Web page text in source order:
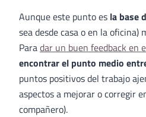
Aunque este punto es la base
sea desde casa o en la oficina)
Paradar un buen feedback en
encontrar el punto medio
puntos positivos del trabajo
aspectos a mejorar o corregir
compañero).